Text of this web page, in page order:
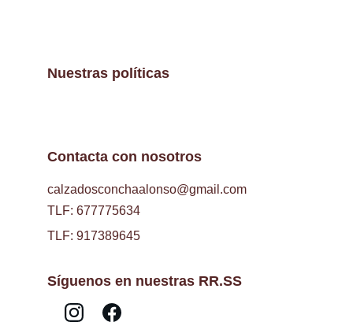
Contacta con nosotros
calzadosconchaalonso@gmail.com
Síguenos en nuestras RR.SS
Nuestras políticas
TLF: 677775634
TLF: 917389645